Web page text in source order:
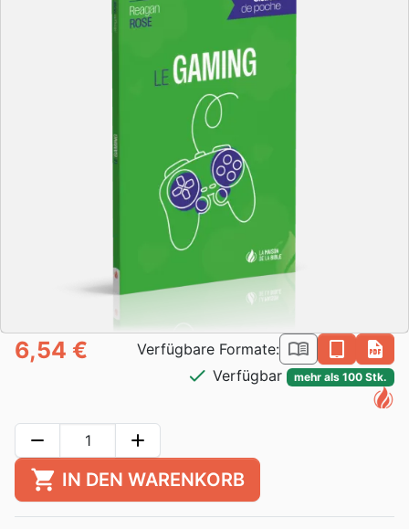
6,54 € Verfügbare Formate: book_open epub
pdf
check Verfügbar mehr als 100 Stk.
remove add
shopping_cart IN DEN WARENKORB